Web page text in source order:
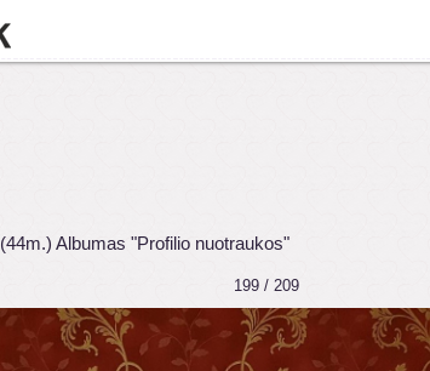
(44m.) Albumas "Profilio nuotraukos"
199 / 209